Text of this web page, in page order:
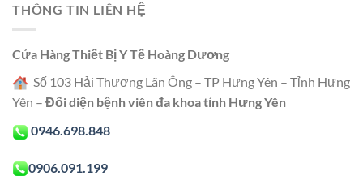
THÔNG TIN LIÊN HỆ
Cửa Hàng Thiết Bị Y Tế Hoàng Dương
Số 103 Hải Thượng Lãn Ông – TP Hưng Yên – Tỉnh Hưng
Yên – Đối diện bệnh viên đa khoa tỉnh Hưng Yên
0946.698.848
0906.091.199